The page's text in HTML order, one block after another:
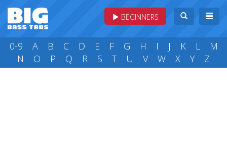
BEGINNERS
0-9 A B C D E F G H I J K L
M
N
O P Q R S T U V W X Y Z